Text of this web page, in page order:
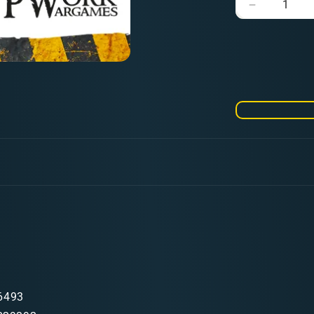
Verringere
City